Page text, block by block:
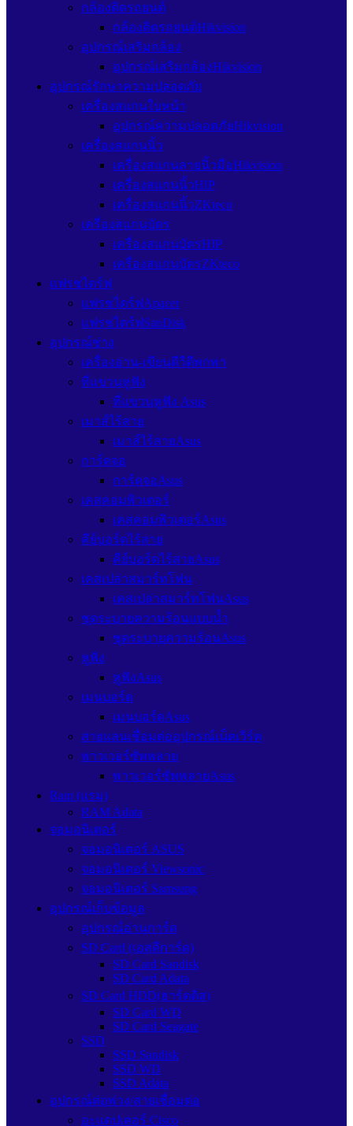
กล้องติดรถยนต์
กล้องติดรถยนต์Hikvision
อุปกรณ์เสริมกล้อง
อุปกรณ์เสริมกล้องHikvision
อุปกรณ์รักษาความปลอดภัย
เครื่องสแกนใบหน้า
อุปกรณ์ความปลอดภัยHikvision
เครื่องสแกนนิ้ว
เครื่องสแกนลายนิ้วมือHikvision
เครื่องสแกนนิ้วHIP
เครื่องสแกนนิ้วZKteco
เครื่องสแกนบัตร
เครื่องสแกนบัตรHIP
เครื่องสแกนบัตรZKteco
แฟรชไดร์ฟ
แฟรชไดร์ฟApacer
แฟรชไดร์ฟSanDisk
อุปกรณ์ช่าง
เครื่องอ่าน-เขียนดีวีดีพกพา
ที่แขวนหูฟัง
ที่แขวนหูฟัง Asus
เมาส์ไร้สาย
เมาส์ไร้สายAsus
การ์ดจอ
การ์ดจอAsus
เคสคอมพิวเตอร์
เคสคอมพิวเตอร์Asus
คีย์บอร์ดไร้สาย
คีย์บอร์ดไร้สายAsus
เคสเปล่าสมาร์ทโฟน
เคสเปล่าสมาร์ทโฟนAsus
ชุดระบายความร้อนแบบน้ำ
ชุดระบายความร้อนAsus
หูฟัง
หูฟังAsus
เมนบอร์ด
เมนบอร์ดAsus
สายแลนเชื่อมต่ออุปกรณ์เน็ตเวิร์ค
พาวเวอร์ซัพพลาย
พาวเวอร์ซัพพลายAsus
Ram (แรม)
RAM Adata
จอมอนิเตอร์
จอมอนิเตอร์ ASUS
จอมอนิเตอร์ Viewsonic
จอมอนิเตอร์ Samsung
อุปกรณ์เก็บข้อมูล
อุปกรณ์อ่านการ์ด
SD Card (เอสดีการ์ด)
SD Card Sandisk
SD Card Adata
SD Card HDD(ฮาร์ดดิส)
SD Card WD
SD Card Seagate
SSD
SSD Sandisk
SSD WD
SSD Adata
อุปกรณ์ต่อพ่วง/สายเชื่อมต่อ
อะแดปเตอร์ Cisco